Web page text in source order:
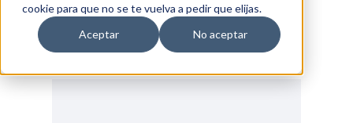
cookie para que no se te vuelva a pedir que elijas.
Aceptar
No aceptar